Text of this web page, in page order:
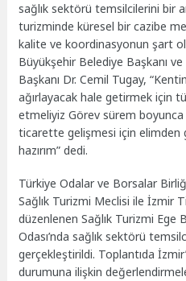
sağlık sektörü temsilcilerini bir
turizminde küresel bir cazibe
kalite ve koordinasyonun şart
Büyükşehir Belediye Başkanı
Başkanı Dr. Cemil Tugay,
ağırlayacak hale getirmek için
etmeliyiz Görev sürem
ticarette gelişmesi için elimden
hazırım” dedi.
Türkiye Odalar ve Borsalar
Sağlık Turizmi Meclisi ile İzmir
düzenlenen Sağlık Turizmi Ege
Odası’nda sağlık sektörü
gerçekleştirildi. Toplantıda
durumuna ilişkin